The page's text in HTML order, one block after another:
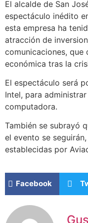
El alcalde de San
espectáculo inédito
esta empresa ha
atracción de
comunicaciones, que
económica tras la
El espectáculo será
Intel, para
computadora.
También se subrayó
el evento se
establecidas por
Facebook